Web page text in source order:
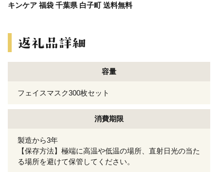
キンケア 福袋 千葉県 白子町 送料無料
容量
フェイスマスク300枚セット
消費期限
製造から3年
【保存方法】極端に高温や低温の場所、直射日光の当た
る場所を避けて保管してください。